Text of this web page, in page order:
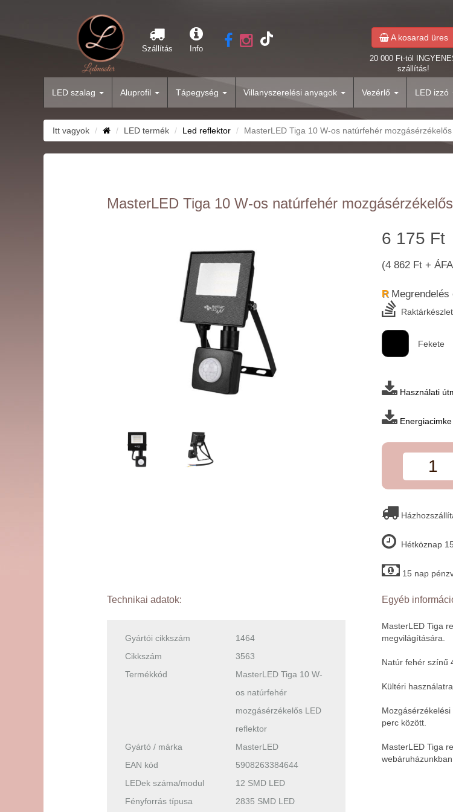
Szállítás Info
A kosarad üres
20 000 Ft-tól
szállítás!
LED szalag Aluprofil Tápegység Villanyszerelési anyagok Vezérlő LED izzó
Itt vagyok LED termék Led reflektor MasterLED Tiga 10 W-os natúrfehér
MasterLED Tiga 10 W-os natúrfehér
6 175 Ft
(4 862 Ft +
R
Fekete
Használati
Hétköznap
15 nap
Technikai adatok:
Gyártói cikkszám
1464
Cikkszám
3563
Termékkód
MasterLED Tiga 10 W-
os natúrfehér
mozgásérzékelős LED
reflektor
Gyártó / márka
MasterLED
EAN kód
5908263384644
LEDek száma/modul
12 SMD LED
Fényforrás típusa
2835 SMD LED
Egyéb
MasterLED Tiga
megvilágítására.
Natúr fehér színű
Kültéri
perc között.
MasterLED Tiga
webáruházunkban.